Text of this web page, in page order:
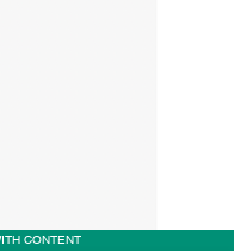
CONTENT